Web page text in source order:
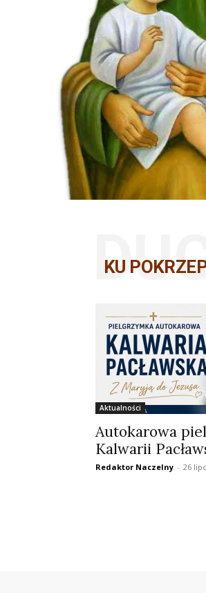
KU
Aktualności
Autokarowa
Kalwarii
Redaktor Naczelny - 26